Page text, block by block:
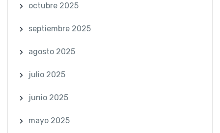
octubre 2025
septiembre 2025
agosto 2025
julio 2025
junio 2025
mayo 2025